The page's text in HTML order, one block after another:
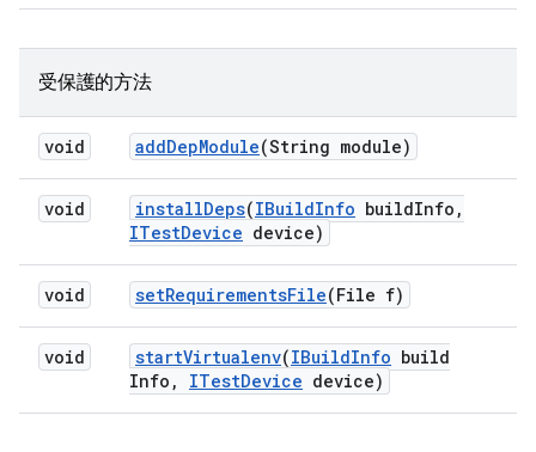
受保護的方法
void addDepModule(String module)
void installDeps(IBuildInfo buildInfo ,
ITestDevice device)
void setRequirementsFile(File f)
void startVirtualenv(IBuildInfo build
Info , ITestDevice device)